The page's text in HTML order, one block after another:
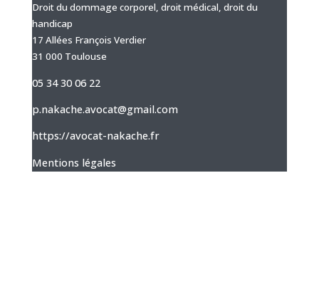
Droit du dommage corporel, droit médical, droit du
handicap
17 Allées François Verdier
31 000 Toulouse
05 34 30 06 22
p.nakache.avocat@gmail.com
https://avocat-nakache.fr
Mentions légales